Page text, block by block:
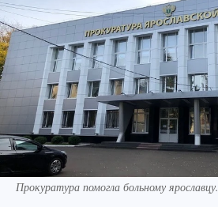
Прокуратура помогла больному ярославцу.